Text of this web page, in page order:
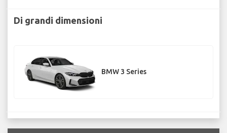
Di grandi dimensioni
BMW 3 Series